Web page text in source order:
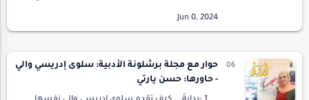
وبكل شفاف أقول أنني المتذوقة التا…
حوار مع مجلة برشلونة الأدبية: سلوى إدريسي والي
- حاورها: حسن يارتي